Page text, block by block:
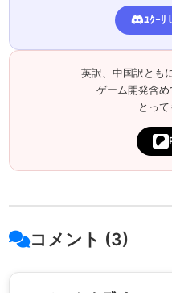
ﾕｸｰﾘ
英訳、中国訳とも
ゲーム開発含
とって
コメント (3)